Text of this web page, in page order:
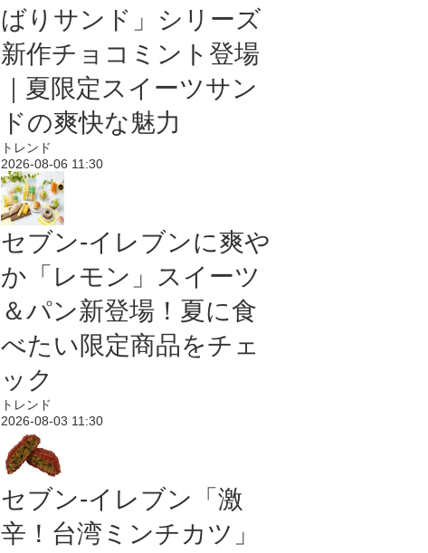
ばりサンド」シリーズ
新作チョコミント登場
｜夏限定スイーツサン
ドの爽快な魅力
トレンド
2026-08-06 11:30
セブン‐イレブンに爽や
か「レモン」スイーツ
＆パン新登場！夏に食
べたい限定商品をチェ
ック
トレンド
2026-08-03 11:30
セブン-イレブン「激
辛！台湾ミンチカツ」